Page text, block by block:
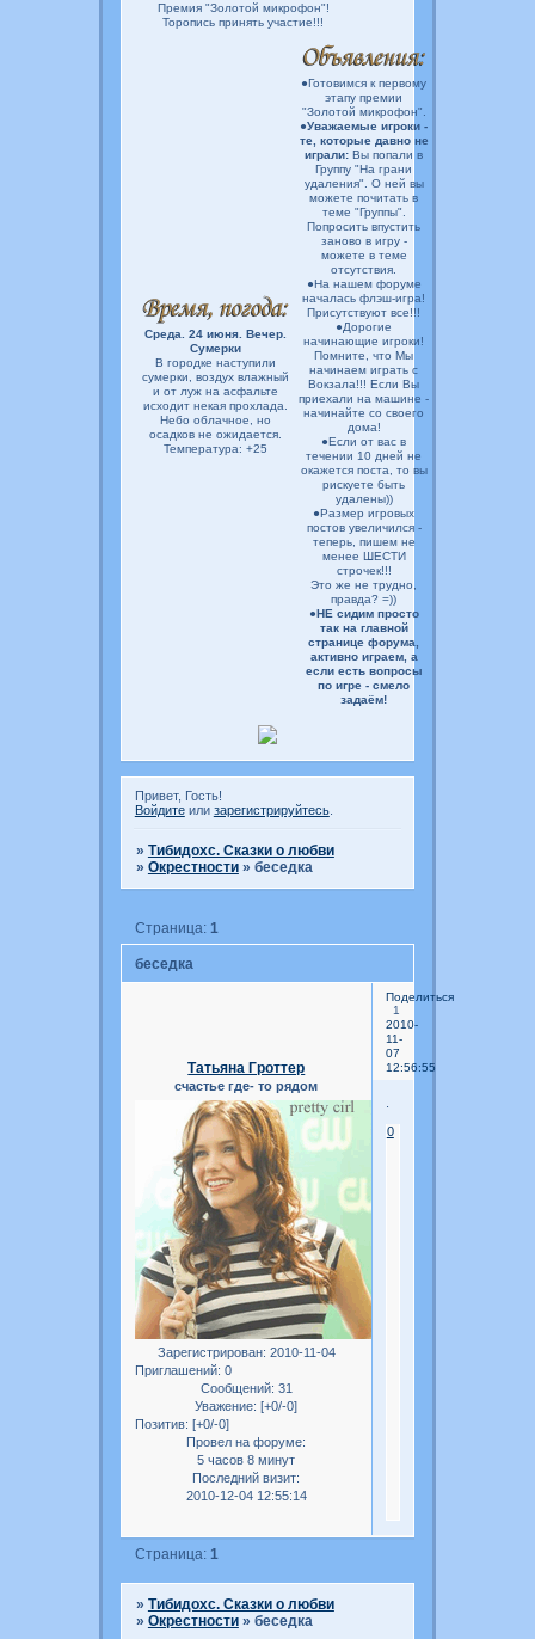
Премия "Золотой микрофон"!
Торопись принять участие!!!
Среда. 24 июня. Вечер.
Сумерки
В городке наступили
сумерки, воздух влажный
и от луж на асфальте
исходит некая прохлада.
Небо облачное, но
осадков не ожидается.
Температура: +25
●Готовимся к первому
этапу премии
"Золотой микрофон".
●Уважаемые игроки -
те, которые давно не
играли: Вы попали в
Группу "На грани
удаления". О ней вы
можете почитать в
теме "Группы".
Попросить впустить
заново в игру -
можете в теме
отсутствия.
●На нашем форуме
началась флэш-игра!
Присутствуют все!!!
●Дорогие
начинающие игроки!
Помните, что Мы
начинаем играть с
Вокзала!!! Если Вы
приехали на машине -
начинайте со своего
дома!
●Если от вас в
течении 10 дней не
окажется поста, то вы
рискуете быть
удалены))
●Размер игровых
постов увеличился -
теперь, пишем не
менее ШЕСТИ
строчек!!!
Это же не трудно,
правда? =))
●НЕ сидим просто
так на главной
странице форума,
активно играем, а
если есть вопросы
по игре - смело
задаём!
Привет, Гость!
Войдитеили зарегистрируйтесь.
» Тибидохс. Сказки о любви
» Окрестности » беседка
беседка
Страница: 1
Поделиться
1
2010-
11-
07
12:56:55
Татьяна Гроттер
счастье где- то рядом
Зарегистрирован: 2010-11-04
Приглашений: 0
Сообщений: 31
Уважение: [+0/-0]
Позитив: [+0/-0]
Провел на форуме:
5 часов 8 минут
Последний визит:
2010-12-04 12:55:14
0
Страница: 1
» Тибидохс. Сказки о любви
» Окрестности » беседка